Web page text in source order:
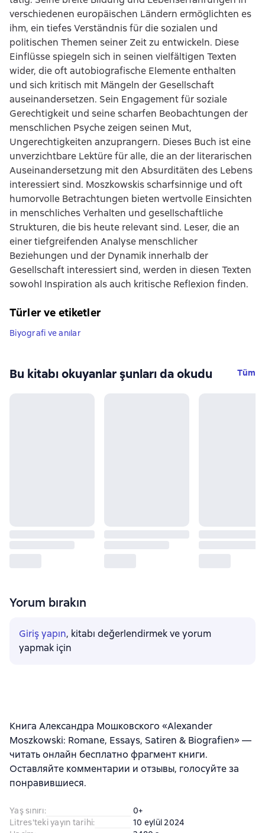
verschiedenen europäischen Ländern ermöglichten es
ihm, ein tiefes Verständnis für die sozialen und
politischen Themen seiner Zeit zu entwickeln. Diese
Einflüsse spiegeln sich in seinen vielfältigen Texten
wider, die oft autobiografische Elemente enthalten
und sich kritisch mit Mängeln der Gesellschaft
auseinandersetzen. Sein Engagement für soziale
Gerechtigkeit und seine scharfen Beobachtungen der
menschlichen Psyche zeigen seinen Mut,
Ungerechtigkeiten anzuprangern. Dieses Buch ist eine
unverzichtbare Lektüre für alle, die an der literarischen
Auseinandersetzung mit den Absurditäten des Lebens
interessiert sind. Moszkowskis scharfsinnige und oft
humorvolle Betrachtungen bieten wertvolle Einsichten
in menschliches Verhalten und gesellschaftliche
Strukturen, die bis heute relevant sind. Leser, die an
einer tiefgreifenden Analyse menschlicher
Beziehungen und der Dynamik innerhalb der
Gesellschaft interessiert sind, werden in diesen Texten
sowohl Inspiration als auch kritische Reflexion finden.
Türler ve etiketler
Biyografi ve anılar
Bu kitabı okuyanlar şunları da okudu Tüm
Yorum bırakın
Giriş yapın, kitabı değerlendirmek ve yorum
yapmak için
Книга Александра Мошковского «Alexander
Moszkowski: Romane, Essays, Satiren & Biografien» —
читать онлайн бесплатно фрагмент книги.
Оставляйте комментарии и отзывы, голосуйте за
понравившиеся.
Yaş sınırı:
0+
Litres'teki yayın tarihi:
10 eylül 2024